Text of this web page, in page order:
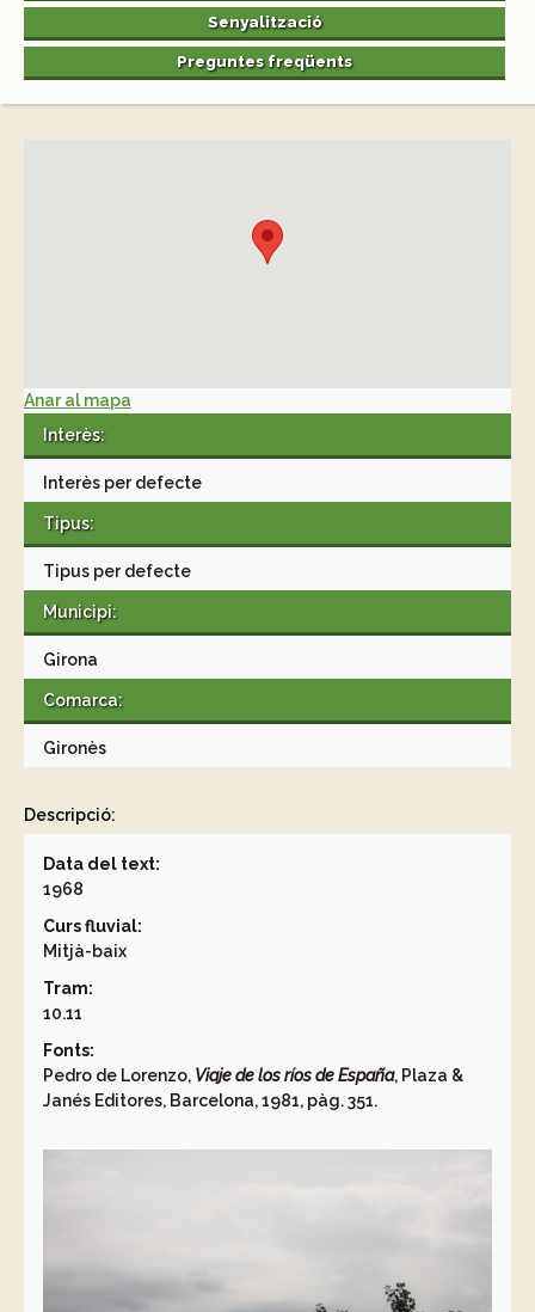
Senyalització
Preguntes freqüents
Anar al mapa
Interès:
Interès per defecte
Tipus:
Tipus per defecte
Municipi:
Girona
Comarca:
Gironès
Descripció:
Data del text:
1968
Curs fluvial:
Mitjà-baix
Tram:
10.11
Fonts:
Pedro de Lorenzo, Viaje de los ríos de España, Plaza &
Janés Editores, Barcelona, 1981, pàg. 351.